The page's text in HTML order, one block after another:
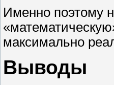
Именно поэтому
максимально
Выводы